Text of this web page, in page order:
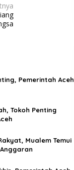
Pemerintah Aceh
Tokoh Penting
Mualem Temui
Baswedan Tinjau